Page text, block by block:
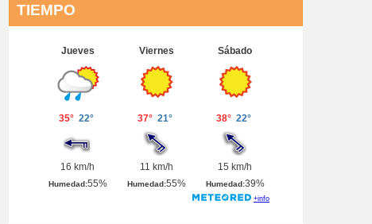
TIEMPO